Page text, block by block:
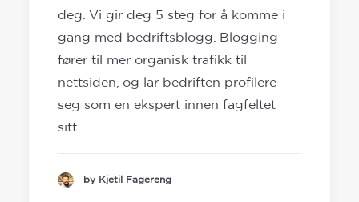
deg. Vi gir deg 5 steg for å komme i
gang med bedriftsblogg. Blogging
fører til mer organisk trafikk til
nettsiden, og lar bedriften profilere
seg som en ekspert innen fagfeltet
sitt.
by Kjetil Fagereng